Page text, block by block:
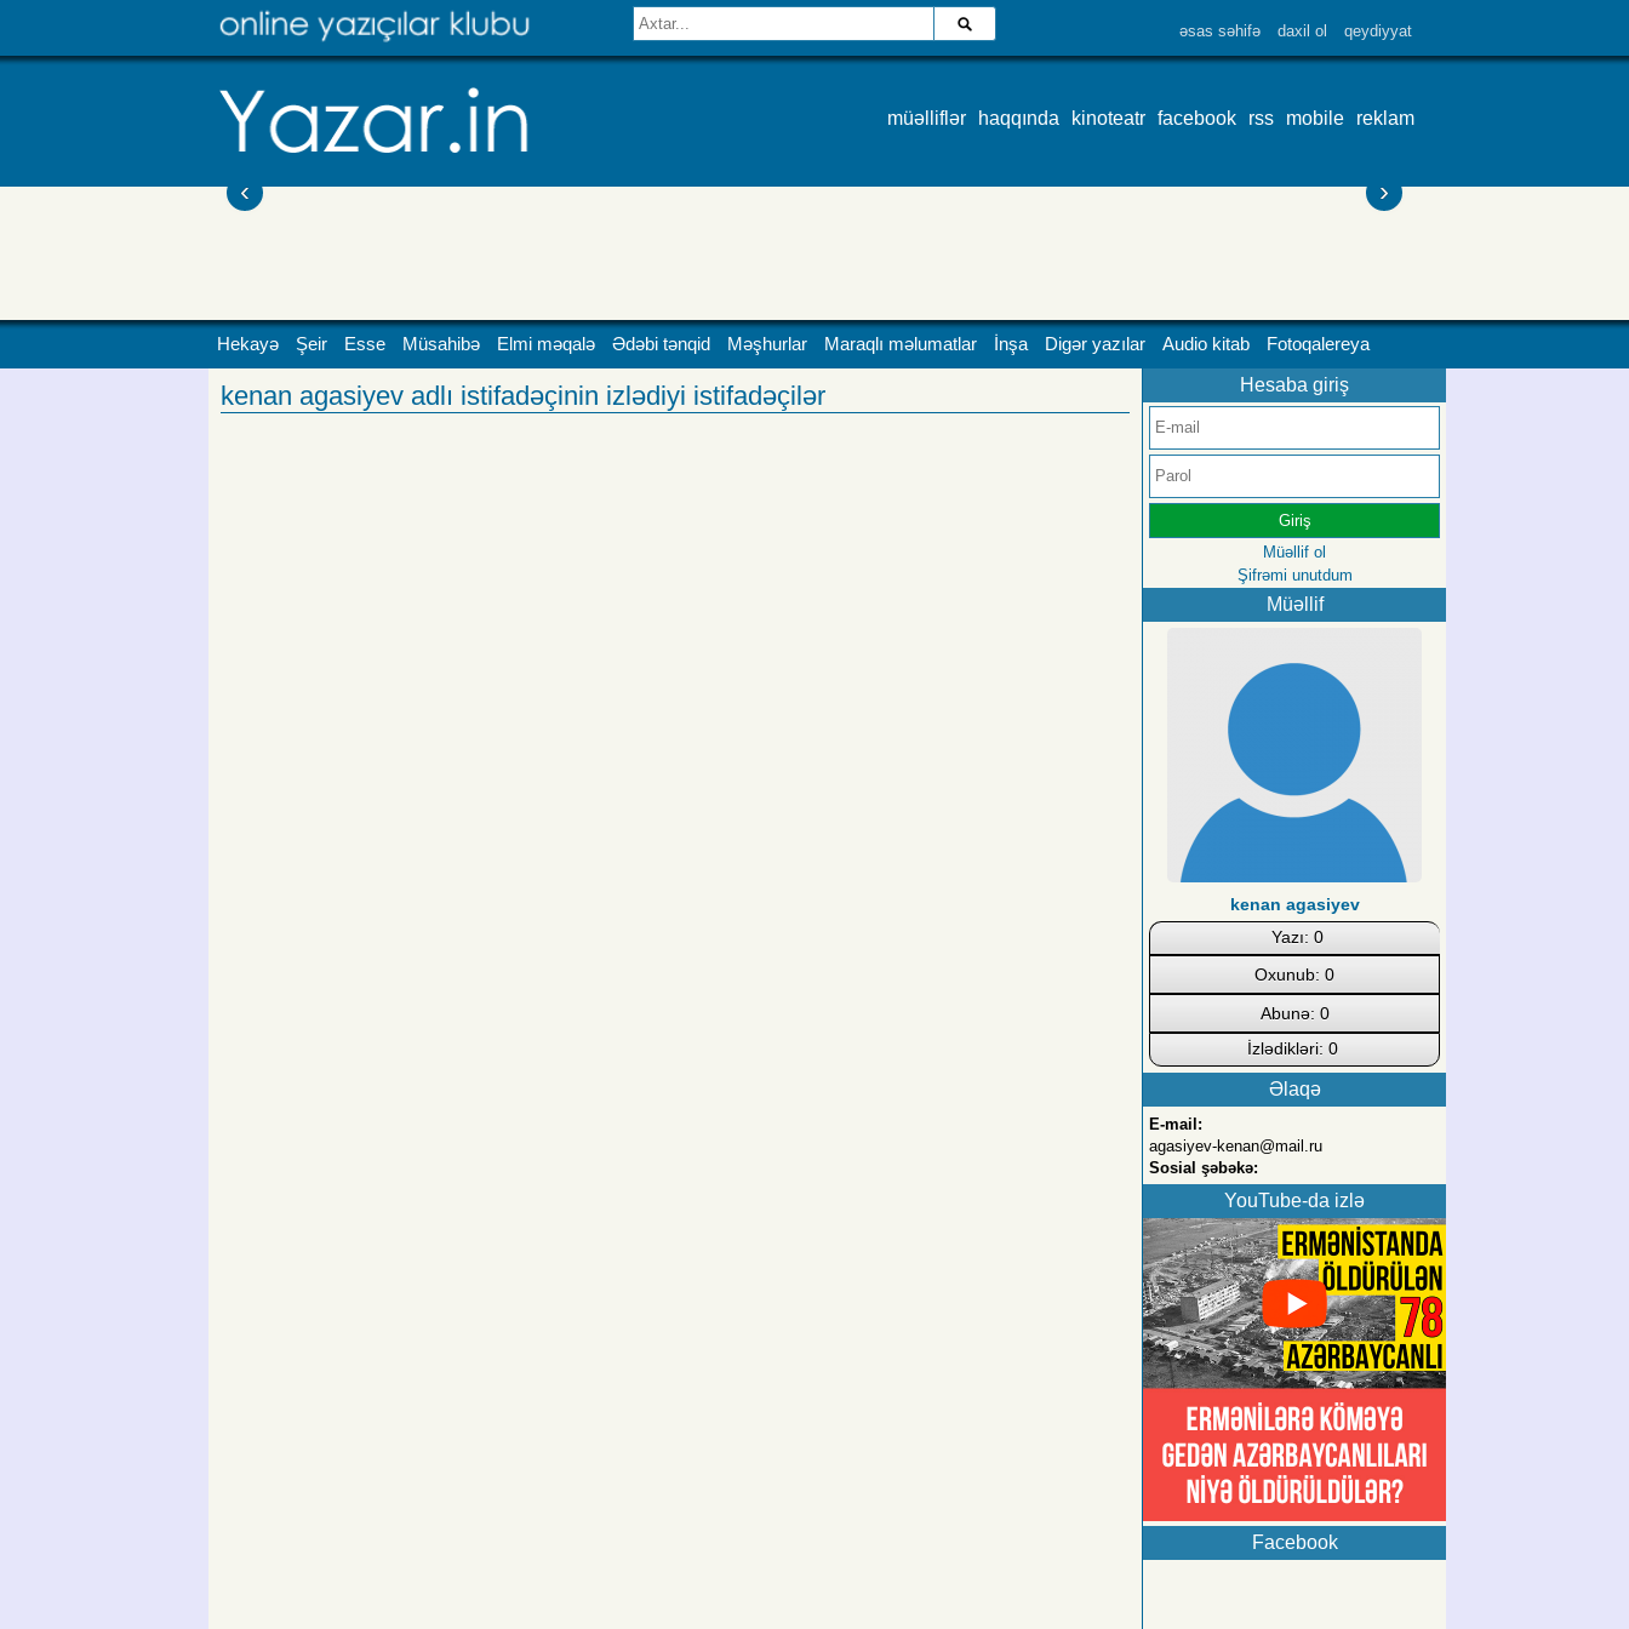
əsas səhifə daxil ol qeydiyyat
müəlliflər haqqında kinoteatr facebook rss mobile reklam
‹ ›
Hekayə Şeir Esse Müsahibə Elmi məqalə Ədəbi tənqid Məşhurlar Maraqlı məlumatlar İnşa Digər yazılar Audio kitab Fotoqalereya
kenan agasiyev adlı istifadəçinin izlədiyi istifadəçilər Hesaba giriş
Müəllif ol
Şifrəmi unutdum
Müəllif
kenan agasiyev
Yazı: 0
Oxunub: 0
Abunə: 0
İzlədikləri: 0
Əlaqə
E-mail:
agasiyev-kenan@mail.ru
Sosial şəbəkə:
YouTube-da izlə
Facebook